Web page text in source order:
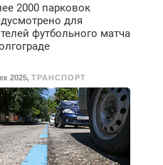
2000 парковок
для
футбольного матча
2025, ТРАНСПОРТ